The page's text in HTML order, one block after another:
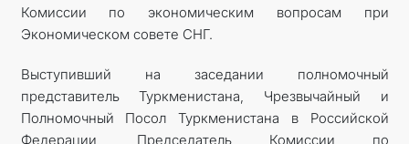
Комиссии по экономическим вопросам при
Экономическом совете СНГ.
Выступивший на заседании полномочный
представитель Туркменистана, Чрезвычайный и
Полномочный Посол Туркменистана в Российской
Федерации, Председатель Комиссии по